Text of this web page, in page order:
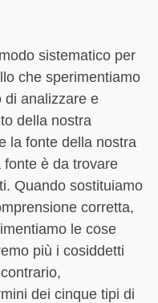
sistematico per
che sperimentiamo
di analizzare e
della nostra
la fonte della nostra
è da trovare
Quando sostituiamo
corretta,
le cose
più i cosiddetti
dei cinque tipi di